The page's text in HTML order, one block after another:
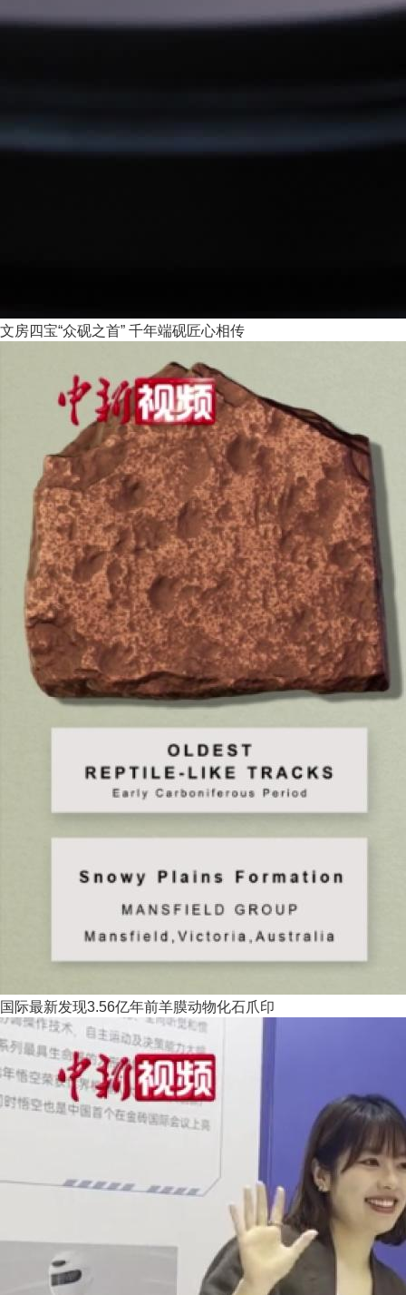
文房四宝“众砚之首” 千年端砚匠心相传
国际最新发现3.56亿年前羊膜动物化石爪印